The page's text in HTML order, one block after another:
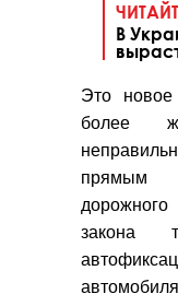
В
Это новое
более
прямым
закона